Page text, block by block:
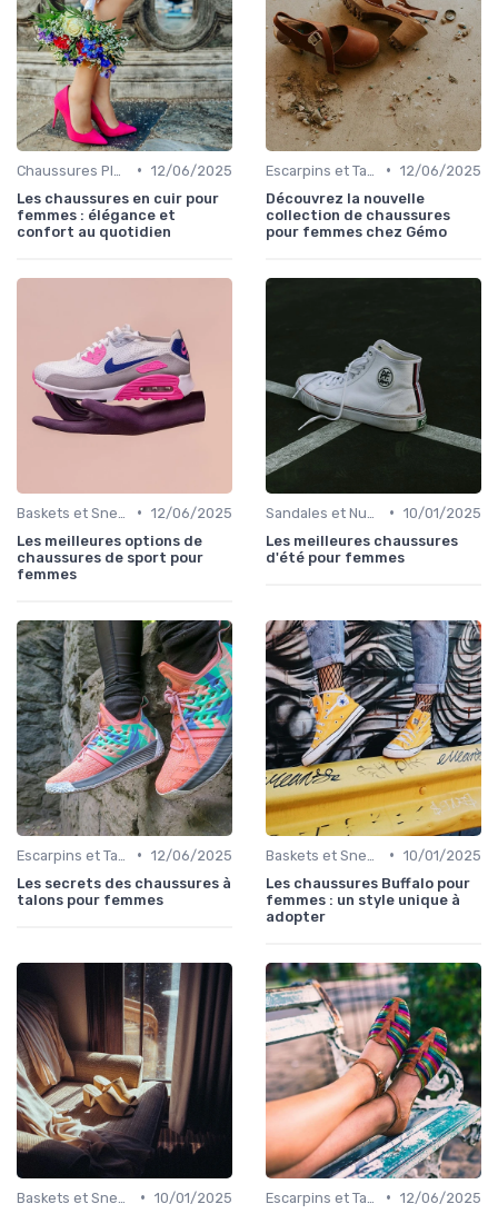
• 12/06/2025
Les chaussures en cuir pour
femmes : élégance et
confort au quotidien
• 12/06/2025
Découvrez la nouvelle
collection de chaussures
pour femmes chez Gémo
• 12/06/2025
Les meilleures options de
chaussures de sport pour
femmes
• 10/01/2025
Les meilleures chaussures
d'été pour femmes
• 12/06/2025
Les secrets des chaussures à
talons pour femmes
• 10/01/2025
Les chaussures Buffalo pour
femmes : un style unique à
adopter
• 10/01/2025
• 12/06/2025